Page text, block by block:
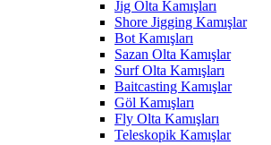
Jig Olta Kamışları
Shore Jigging Kamışlar
Bot Kamışları
Sazan Olta Kamışlar
Surf Olta Kamışları
Baitcasting Kamışlar
Göl Kamışları
Fly Olta Kamışları
Teleskopik Kamışlar